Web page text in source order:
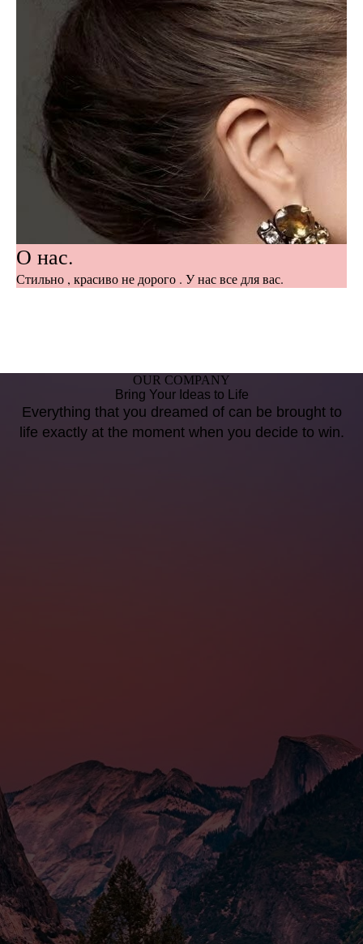
О нас.
Стильно , красиво не дорого . У нас все для вас.
OUR COMPANY
Bring Your Ideas to Life
Everything that you dreamed of can be brought to
life exactly at the moment when you decide to win.